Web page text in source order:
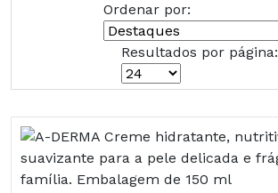
Ordenar por:
Resultados por página: